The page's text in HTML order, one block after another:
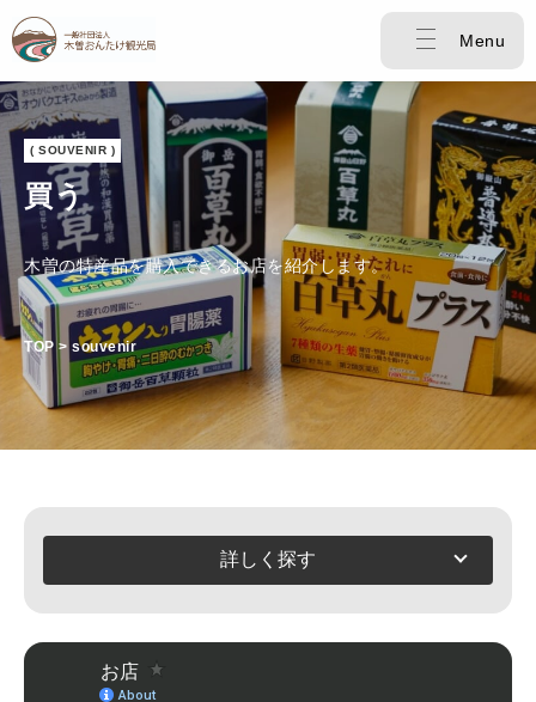
Menu
( SOUVENIR )
買う
木曽の特産品を購入できるお店を紹介します。
TOP > souvenir
詳しく探す